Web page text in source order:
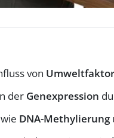
von
der Genexpression
DNA-Methylierung